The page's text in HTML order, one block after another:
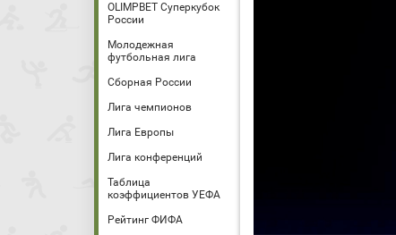
OLIMPBET Суперкубок
России
Молодежная
футбольная лига
Сборная России
Лига чемпионов
Лига Европы
Лига конференций
Таблица
коэффициентов УЕФА
Рейтинг ФИФА